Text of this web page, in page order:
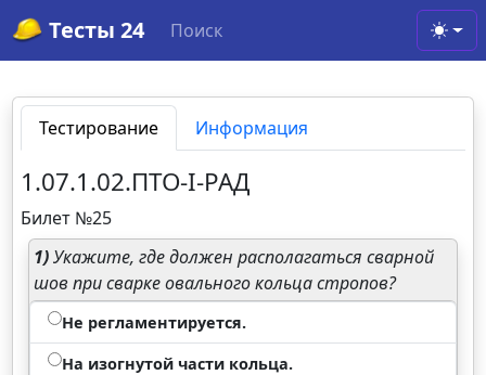
Тесты 24 Поиск
Тестирование Информация
1.07.1.02.ПТО-I-РАД
Билет №25
1)Укажите, где должен располагаться сварной
шов при сварке овального кольца стропов?
Не регламентируется.
На изогнутой части кольца.